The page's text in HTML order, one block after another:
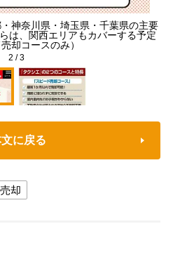
神奈川県・埼玉県・千葉県の主要
は、関西エリアもカバーする予定
却コースのみ）
2 /3
に戻る
却